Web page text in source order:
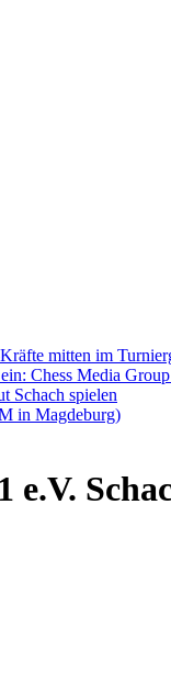
mitten im
Chess Media
Schach spielen
in Magdeburg)
e.V.